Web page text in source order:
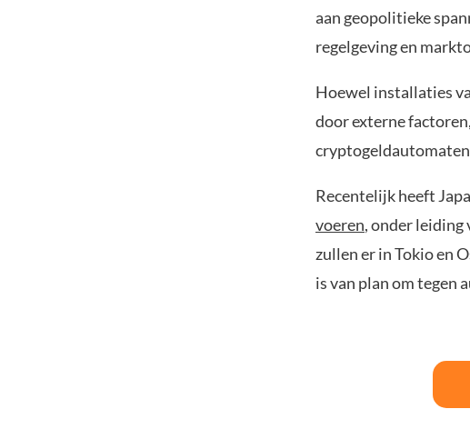
aan geopolitieke
regelgeving en
Hoewel installaties
door externe
Recentelijk heeft
voeren, onder leiding
zullen er in Tokio en
is van plan om tegen